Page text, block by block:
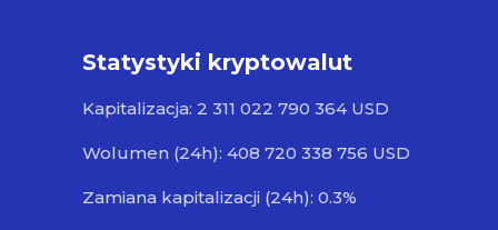
Statystyki kryptowalut
Kapitalizacja: 2 311 022 790 364 USD
Wolumen (24h): 408 720 338 756 USD
Zamiana kapitalizacji (24h): 0.3%